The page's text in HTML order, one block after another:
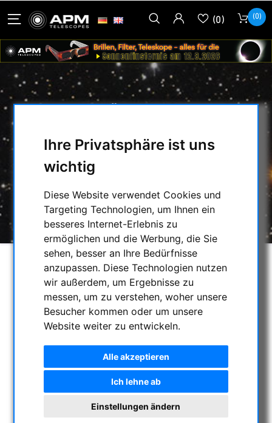
Ihre Privatsphäre ist uns
wichtig
Diese Website verwendet Cookies und
Targeting Technologien, um Ihnen ein
besseres Internet-Erlebnis zu
ermöglichen und die Werbung, die Sie
sehen, besser an Ihre Bedürfnisse
anzupassen. Diese Technologien nutzen
wir außerdem, um Ergebnisse zu
messen, um zu verstehen, woher unsere
Besucher kommen oder um unsere
Website weiter zu entwickeln.
Alle akzeptieren
Ich lehne ab
Einstellungen ändern
(0) (0)
PRÄZISIONSAUSZUG 2"
HOME /
30MM VERLÄNGERUNG MIT M68 GEWINDE
FÜR TECNOSKY PRÄZISIONSAUSZUG 2"